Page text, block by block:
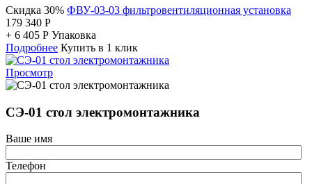
Скидка 30% ФВУ-03-03 фильтровентиляционная установка
179 340 Р
+ 6 405 Р Упаковка
Подробнее Купить в 1 клик
Просмотр
СЭ-01 стол электромонтажника
Ваше имя
Телефон